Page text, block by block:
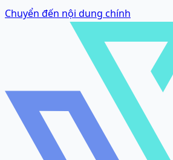
Chuyển đến nội dung chính